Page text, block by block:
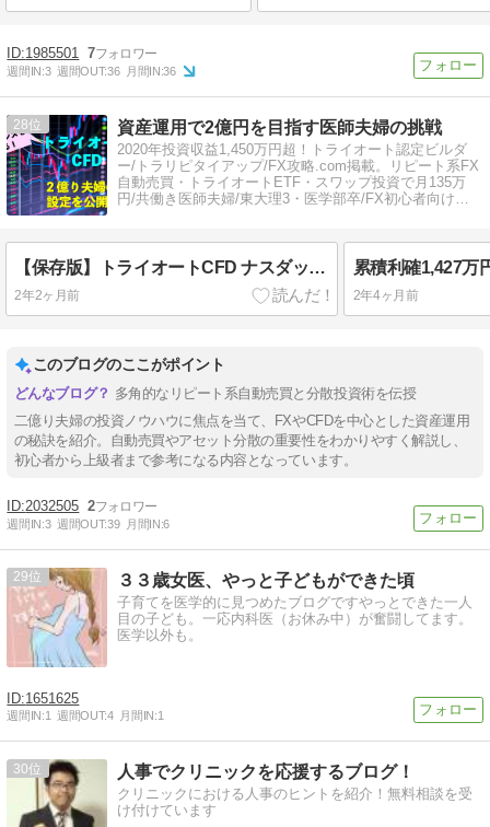
1985501 7
週間IN:3 週間OUT:36 月間IN:36
28 資産運用で2億円を目指す医師夫婦の挑戦
2020年投資収益1,450万円超！トライオート認定ビルダ
ー/トラリピタイアップ/FX攻略.com掲載。リピート系FX
自動売買・トライオートETF・スワップ投資で月135万
円/共働き医師夫婦/東大理3・医学部卒/FX初心者向けメ
【保存版】トライオートCFD ナスダック100 & ラッセル2000 運用法
2年2ヶ月前 2年4ヶ月前
このブログのここがポイント
多角的なリピート系自動売買と分散投資術を伝授
二億り夫婦の投資ノウハウに焦点を当て、FXやCFDを中心とした資産運用
の秘訣を紹介。自動売買やアセット分散の重要性をわかりやすく解説し、
初心者から上級者まで参考になる内容となっています。
2032505 2
週間IN:3 週間OUT:39 月間IN:6
29 ３３歳女医、やっと子どもができた頃
子育てを医学的に見つめたブログですやっとできた一人
目の子ども。一応内科医（お休み中）が奮闘してます。
医学以外も。
1651625
週間IN:1 週間OUT:4 月間IN:1
30 人事でクリニックを応援するブログ！
クリニックにおける人事のヒントを紹介！無料相談を受
け付けています